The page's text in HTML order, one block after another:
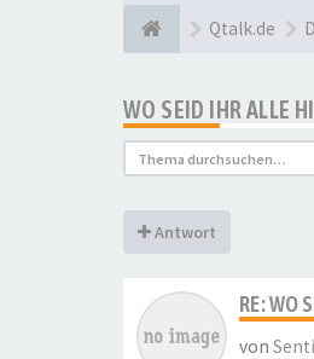
Qtalk.de
WO SEID IHR ALLE
Antwort
RE: WO
von